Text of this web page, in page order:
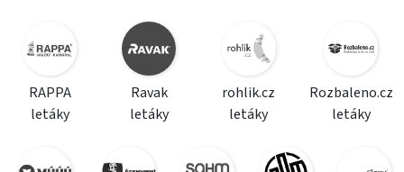
RAPPA
letáky
Ravak
letáky
rohlik.cz
letáky
Rozbaleno.cz
letáky